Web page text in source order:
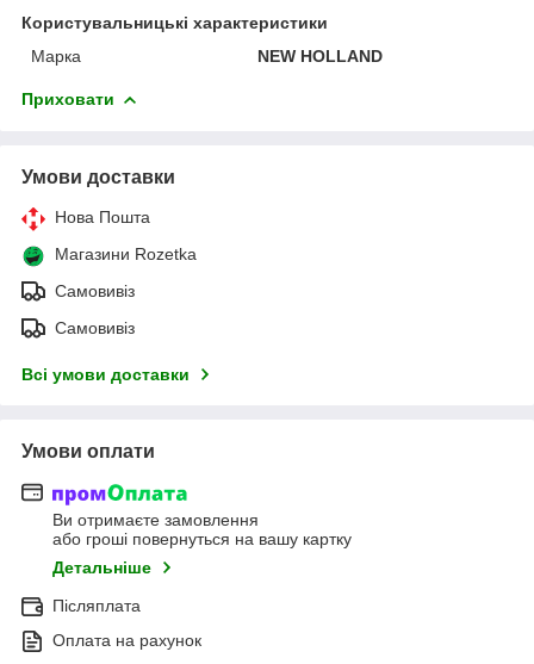
Користувальницькі характеристики
Марка
NEW HOLLAND
Приховати
Умови доставки
Нова Пошта
Магазини Rozetka
Самовивіз
Самовивіз
Всі умови доставки
Умови оплати
Ви отримаєте замовлення
або гроші повернуться на вашу картку
Детальніше
Післяплата
Оплата на рахунок